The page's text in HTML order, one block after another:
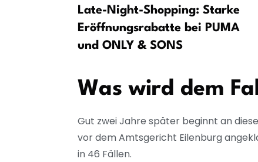
Late-Night-Shopping: Starke
Eröffnungsrabatte bei PUMA
und ONLY & SONS
Was wird dem
Gut zwei Jahre später beginnt an
vor dem Amtsgericht Eilenburg
in 46 Fällen.